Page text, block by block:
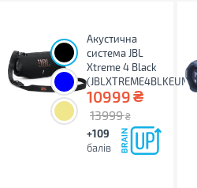
Акустична
система JBL
Xtreme 4 Black
(JBLXTREME4BLKEUNA)
10999₴
13999 ₴
+109
балів